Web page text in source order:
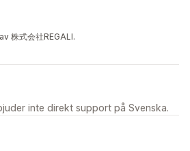
株式会社REGALI.
inte direkt support på Svenska.